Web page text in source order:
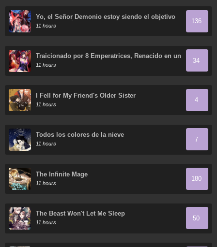
Yo, el Señor Demonio estoy siendo el objetivo
de mis discípulas
11 hours
136
Traicionado por 8 Emperatrices, Renacido en un
Arrepentimiento que Desgarra las Entrañas
11 hours
34
I Fell for My Friend's Older Sister
11 hours
4
Todos los colores de la nieve
11 hours
7
The Infinite Mage
11 hours
180
The Beast Won't Let Me Sleep
11 hours
50